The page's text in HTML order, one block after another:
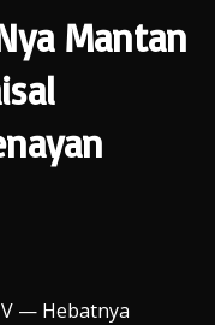
Mantan
— Hebatnya